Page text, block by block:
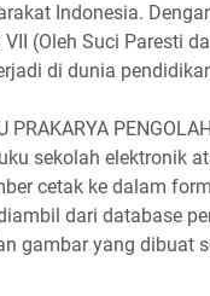
Indonesia.
VII (Oleh Suci Paresti
di dunia
PRAKARYA
sekolah elektronik
cetak ke dalam
dari database
gambar yang dibuat